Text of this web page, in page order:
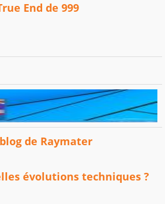
End de 999
de Raymater
évolutions techniques ?